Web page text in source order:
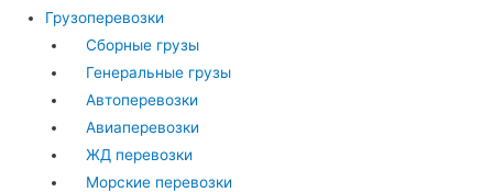
Грузоперевозки
Сборные грузы
Генеральные грузы
Автоперевозки
Авиаперевозки
ЖД перевозки
Морские перевозки